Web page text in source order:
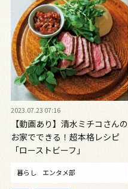
2023.07.23 07:16
【動画あり】清水ミチコさんの
お家でできる！超本格レシピ
「ローストビーフ」
暮らし エンタメ部